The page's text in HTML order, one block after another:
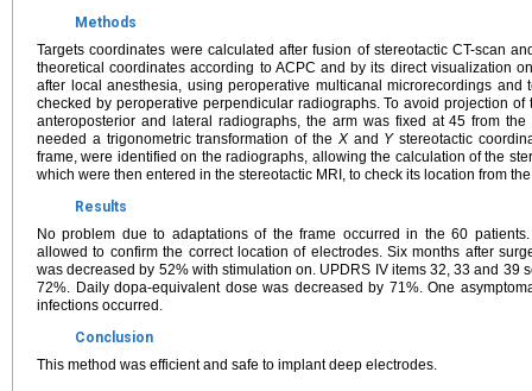
Methods
Targets coordinates were calculated after fusion of stereotactic CT-scan
theoretical coordinates according to ACPC and by its direct visualization
after local anesthesia, using peroperative multicanal microrecordings and
checked by peroperative perpendicular radiographs. To avoid projection
anteroposterior and lateral radiographs, the arm was fixed at 45 from
needed a trigonometric transformation of the Xand Ystereotactic
frame, were identified on the radiographs, allowing the calculation of the
which were then entered in the stereotactic MRI, to check its location from
Results
No problem due to adaptations of the frame occurred in the 60
allowed to confirm the correct location of electrodes. Six months after
was decreased by 52% with stimulation on. UPDRS IV items 32, 33 and 39
72%. Daily dopa-equivalent dose was decreased by 71%. One
infections occurred.
Conclusion
This method was efficient and safe to implant deep electrodes.